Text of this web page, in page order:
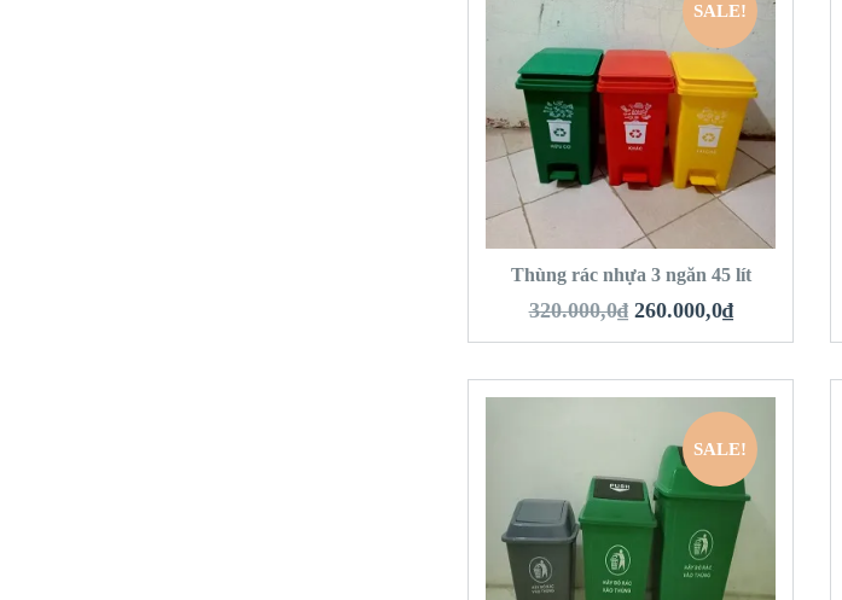
SALE!
QUICK LOOK
VIEW DETAILS
THÊM VÀO GIỎ HÀNG
Thùng rác nhựa 3 ngăn 45 lít
320.000,0₫ 260.000,0₫
SALE!
QUICK LOOK